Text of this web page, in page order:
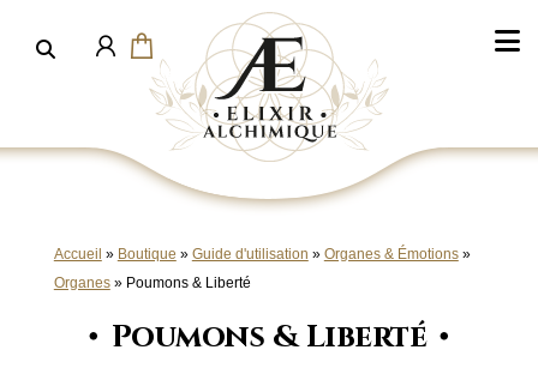
Accueil » Boutique » Guide d'utilisation » Organes & Émotions»
Organes» Poumons & Liberté
Poumons & Liberté